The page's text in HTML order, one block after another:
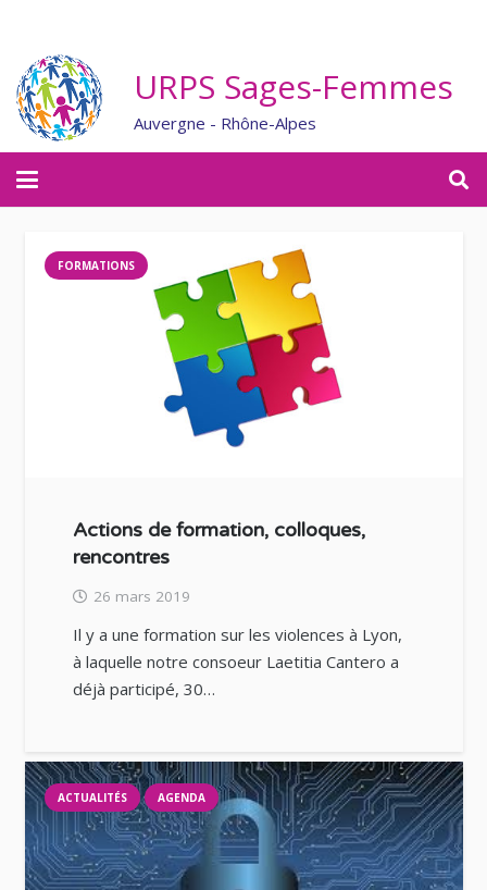
URPS Sages-Femmes
Auvergne - Rhône-Alpes
FORMATIONS
Actions de formation, colloques,
rencontres
26 mars 2019
Il y a une formation sur les violences à Lyon,
à laquelle notre consoeur Laetitia Cantero a
déjà participé, 30…
ACTUALITÉS AGENDA